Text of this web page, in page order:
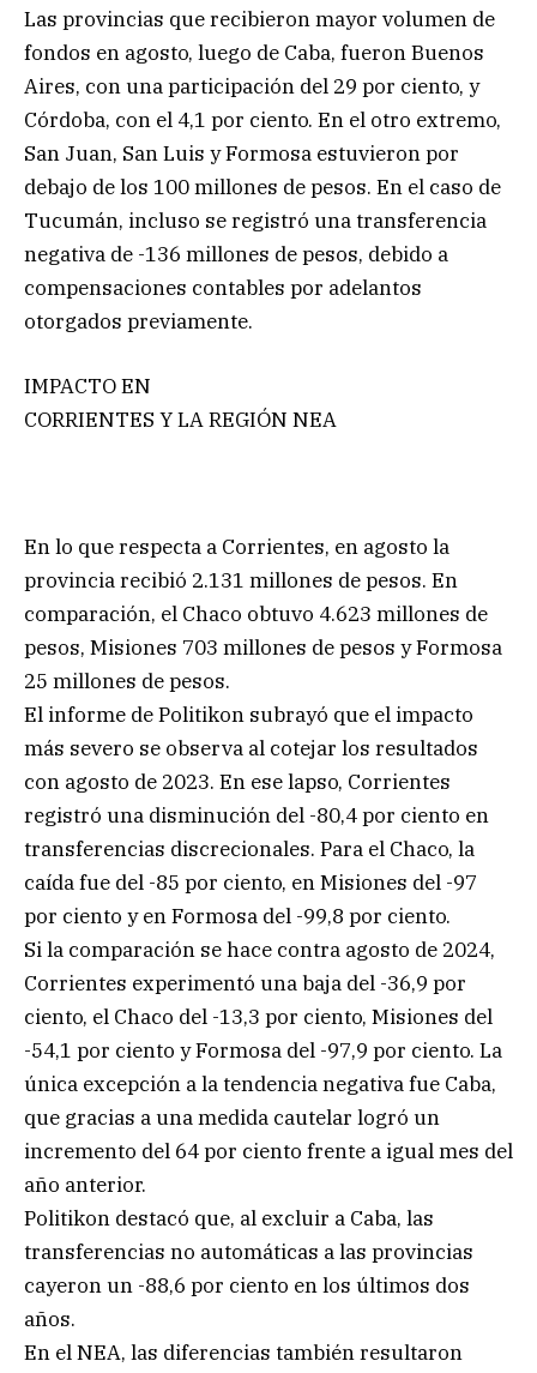
Las provincias que recibieron mayor volumen de
fondos en agosto, luego de Caba, fueron Buenos
Aires, con una participación del 29 por ciento, y
Córdoba, con el 4,1 por ciento. En el otro extremo,
San Juan, San Luis y Formosa estuvieron por
debajo de los 100 millones de pesos. En el caso de
Tucumán, incluso se registró una transferencia
negativa de -136 millones de pesos, debido a
compensaciones contables por adelantos
otorgados previamente.
IMPACTO EN
CORRIENTES Y LA REGIÓN NEA
En lo que respecta a Corrientes, en agosto la
provincia recibió 2.131 millones de pesos. En
comparación, el Chaco obtuvo 4.623 millones de
pesos, Misiones 703 millones de pesos y Formosa
25 millones de pesos.
El informe de Politikon subrayó que el impacto
más severo se observa al cotejar los resultados
con agosto de 2023. En ese lapso, Corrientes
registró una disminución del -80,4 por ciento en
transferencias discrecionales. Para el Chaco, la
caída fue del -85 por ciento, en Misiones del -97
por ciento y en Formosa del -99,8 por ciento.
Si la comparación se hace contra agosto de 2024,
Corrientes experimentó una baja del -36,9 por
ciento, el Chaco del -13,3 por ciento, Misiones del
-54,1 por ciento y Formosa del -97,9 por ciento. La
única excepción a la tendencia negativa fue Caba,
que gracias a una medida cautelar logró un
incremento del 64 por ciento frente a igual mes del
año anterior.
Politikon destacó que, al excluir a Caba, las
transferencias no automáticas a las provincias
cayeron un -88,6 por ciento en los últimos dos
años.
En el NEA, las diferencias también resultaron